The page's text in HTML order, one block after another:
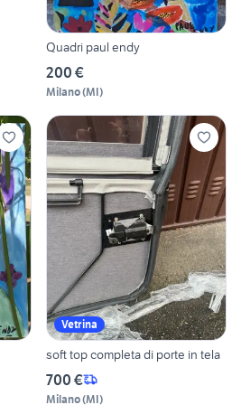
Quadri paul endy
200 €
Milano(MI)
Vetrina
soft top completa di porte in tela
700 €
Milano(MI)